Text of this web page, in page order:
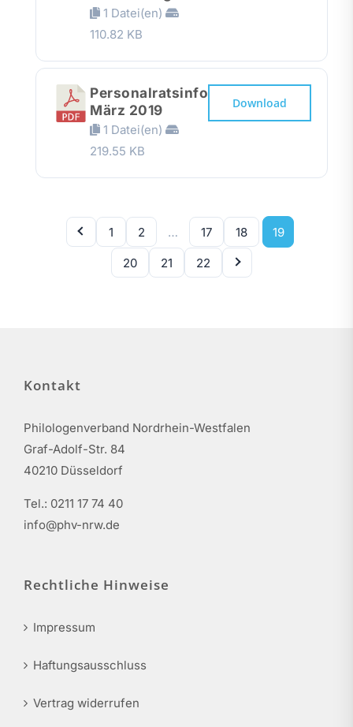
1 Datei(en)
110.82 KB
Personalratsinfo
März 2019
1 Datei(en)
219.55 KB
Download
1 2 … 17 18 19
20 21 22
Kontakt
Philologenverband Nordrhein-Westfalen
Graf-Adolf-Str. 84
40210 Düsseldorf
Tel.: 0211 17 74 40
info@phv-nrw.de
Rechtliche Hinweise
Impressum
Haftungsausschluss
Vertrag widerrufen